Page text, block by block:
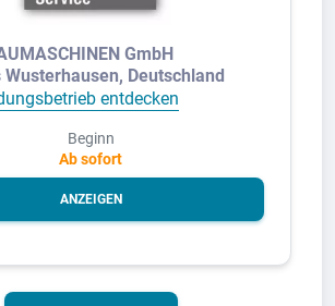
GmbH
Wusterhausen, Deutschland
entdecken
Beginn
Ab sofort
ANZEIGEN